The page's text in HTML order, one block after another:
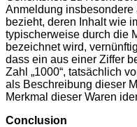
Anmeldung insbesondere
bezieht, deren Inhalt wie
typischerweise durch die
bezeichnet wird,
dass ein aus einer Ziffer
Zahl „1000“, tatsächlich
als Beschreibung dieser
Merkmal dieser Waren
Conclusion